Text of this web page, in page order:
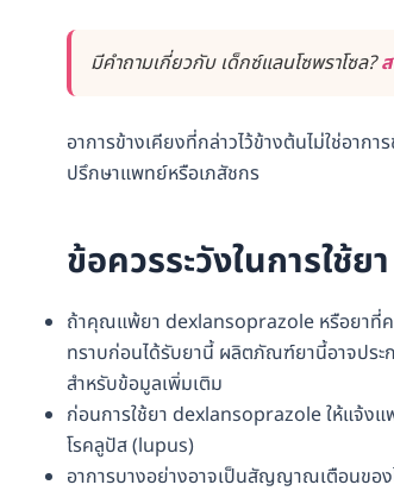
มีคำถามเกี่ยวกับ เด็กซ์แลนโซพราโซล?
อาการข้างเคียงที่กล่าวไว้ข้างต้นไม่ใช่อา
ปรึกษาแพทย์หรือเภสัชกร
ข้อควรระวังในการใช้
ถ้าคุณแพ้ยา dexlansoprazole หรือยาที่
ทราบก่อนได้รับยานี้ ผลิตภัณฑ์ยานี้อาจประ
สำหรับข้อมูลเพิ่มเติม
ก่อนการใช้ยา dexlansoprazole ให้แจ้ง
โรคลูปัส (lupus)
อาการบางอย่างอาจเป็นสัญญาณเตือนขอ